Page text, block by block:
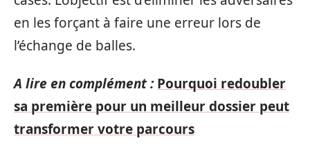
en les forçant à faire une erreur lors de
l’échange de balles.
A lire en complément : Pourquoi redoubler
sa première pour un meilleur dossier peut
transformer votre parcours